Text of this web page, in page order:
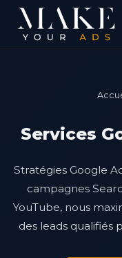
Services
Stratégies Google
campagnes
YouTube, nous
des leads qualifiés